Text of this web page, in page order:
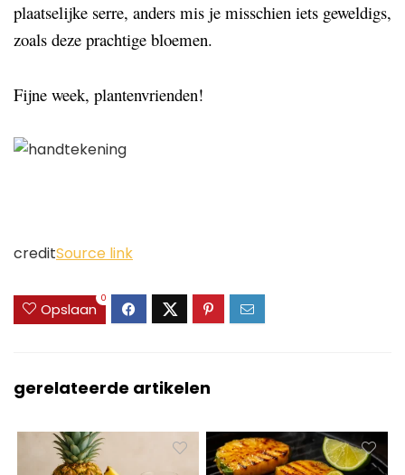
plaatselijke serre, anders mis je misschien iets geweldigs,
zoals deze prachtige bloemen.
Fijne week, plantenvrienden!
creditSource link
Opslaan
0
gerelateerde artikelen